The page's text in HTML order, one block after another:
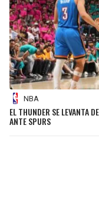
NBA
EL THUNDER SE LEVANTA
ANTE SPURS